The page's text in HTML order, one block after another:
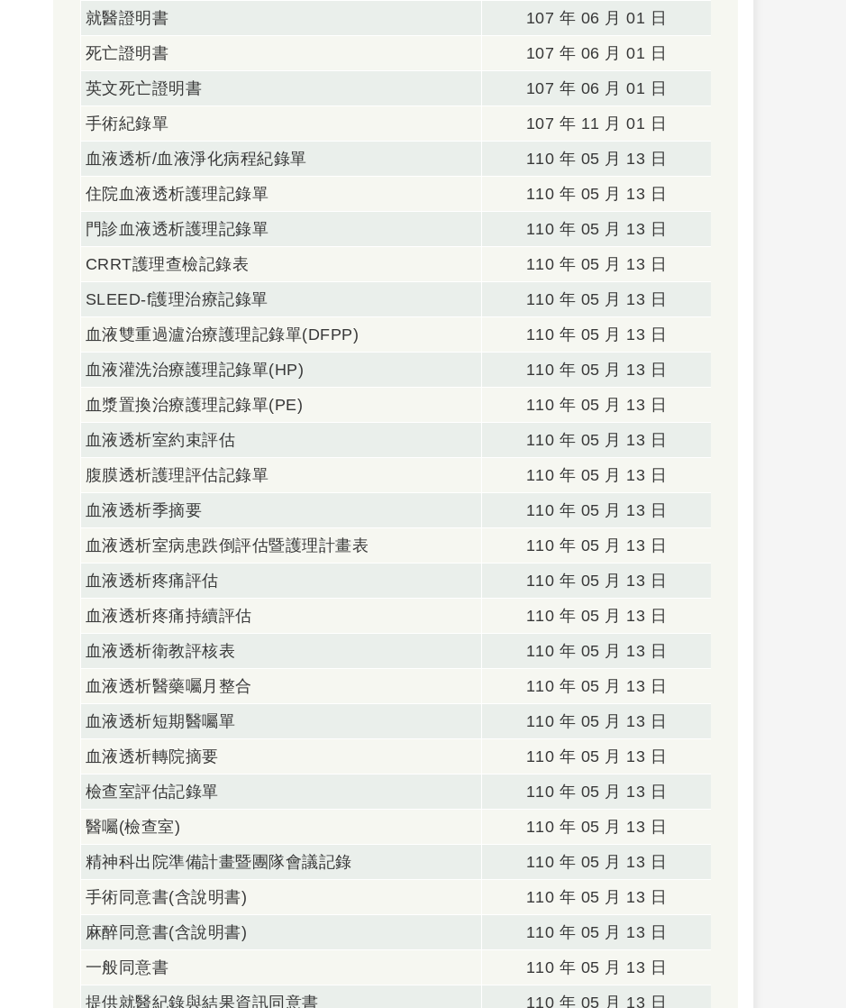
就醫證明書
107 年 06 月 01 日
死亡證明書
107 年 06 月 01 日
英文死亡證明書
107 年 06 月 01 日
手術紀錄單
107 年 11 月 01 日
血液透析/血液淨化病程紀錄單
110 年 05 月 13 日
住院血液透析護理記錄單
110 年 05 月 13 日
門診血液透析護理記錄單
110 年 05 月 13 日
CRRT護理查檢記錄表
110 年 05 月 13 日
SLEED-f護理治療記錄單
110 年 05 月 13 日
血液雙重過瀘治療護理記錄單(DFPP)
110 年 05 月 13 日
血液灌洗治療護理記錄單(HP)
110 年 05 月 13 日
血漿置換治療護理記錄單(PE)
110 年 05 月 13 日
血液透析室約束評估
110 年 05 月 13 日
腹膜透析護理評估記錄單
110 年 05 月 13 日
血液透析季摘要
110 年 05 月 13 日
血液透析室病患跌倒評估暨護理計畫表
110 年 05 月 13 日
血液透析疼痛評估
110 年 05 月 13 日
血液透析疼痛持續評估
110 年 05 月 13 日
血液透析衛教評核表
110 年 05 月 13 日
血液透析醫藥囑月整合
110 年 05 月 13 日
血液透析短期醫囑單
110 年 05 月 13 日
血液透析轉院摘要
110 年 05 月 13 日
檢查室評估記錄單
110 年 05 月 13 日
醫囑(檢查室)
110 年 05 月 13 日
精神科出院準備計畫暨團隊會議記錄
110 年 05 月 13 日
手術同意書(含說明書)
110 年 05 月 13 日
麻醉同意書(含說明書)
110 年 05 月 13 日
一般同意書
110 年 05 月 13 日
提供就醫紀錄與結果資訊同意書
110 年 05 月 13 日